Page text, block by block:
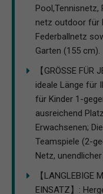
Pool,Tennisnetz,
netz outdoor für
Federballnetz
Garten (155 cm).
【GRÖSSE FÜR
ideale Länge für
für Kinder 1-
ausreichend
Erwachsenen;
Teamspiele (2-
Netz,
【LANGLEBIGE
EINSATZ】: